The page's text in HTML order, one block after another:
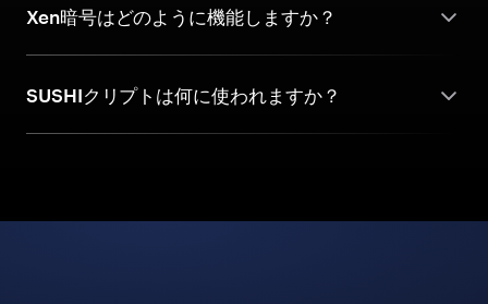
Xen暗号はどのように機能しますか？
SUSHIクリプトは何に使われますか？